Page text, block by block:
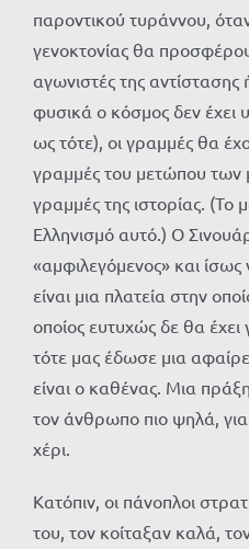
παροντικού τυράννου,
γενοκτονίας θα
αγωνιστές της αντίστασης
φυσικά ο κόσμος δεν έχει
ως τότε), οι γραμμές θα
γραμμές του μετώπου των
γραμμές της ιστορίας. (Το
Ελληνισμό αυτό.) Ο
«αμφιλεγόμενος» και ίσως
είναι μια πλατεία στην
οποίος ευτυχώς δε θα
τότε μας έδωσε μια
είναι ο καθένας. Μια
τον άνθρωπο πιο ψηλά,
χέρι.
Κατόπιν, οι πάνοπλοι
του, τον κοίταξαν καλά,